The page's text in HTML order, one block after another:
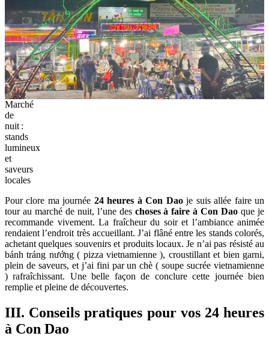
Marché
de
nuit :
stands
lumineux
et
saveurs
locales
Pour clore ma journée 24 heures à Con Daoje suis allée faire un
tour au marché de nuit, l’une des choses à faire à Con Dao que je
recommande vivement. La fraîcheur du soir et l’ambiance animée
rendaient l’endroit très accueillant. J’ai flâné entre les stands colorés,
achetant quelques souvenirs et produits locaux. Je n’ai pas résisté au
bánh tráng nướng ( pizza vietnamienne ), croustillant et bien garni,
plein de saveurs, et j’ai fini par un chè ( soupe sucrée vietnamienne
) rafraîchissant. Une belle façon de conclure cette journée bien
remplie et pleine de découvertes.
III. Conseils pratiques pour vos 24 heures
à Con Dao